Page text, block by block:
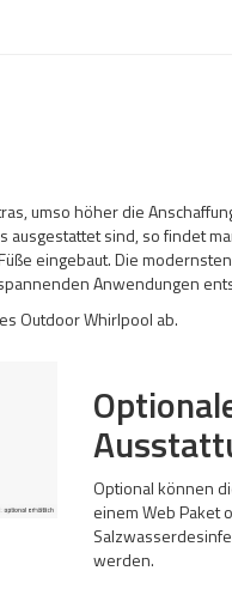
umso höher die
sind, so findet
eingebaut. Die
Anwendungen
Outdoor Whirlpool ab.
Optional können
einem Web Paket
werden.